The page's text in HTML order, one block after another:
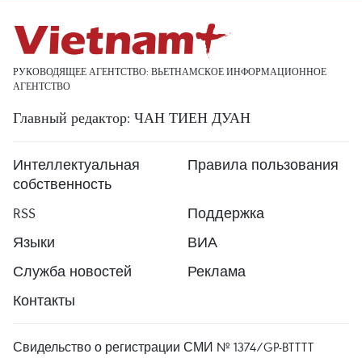
РУКОВОДЯЩЕЕ АГЕНТСТВО: ВЬЕТНАМСКОЕ ИНФОРМАЦИОННОЕ
АГЕНТСТВО
Главный редактор: ЧАН ТИЕН ДУАН
Интеллектуальная
собственность
Правила пользования
RSS
Поддержка
Языки
ВИА
Служба новостей
Реклама
Контакты
Свидельство о регистрации СМИ № 1374/GP-BTTTT